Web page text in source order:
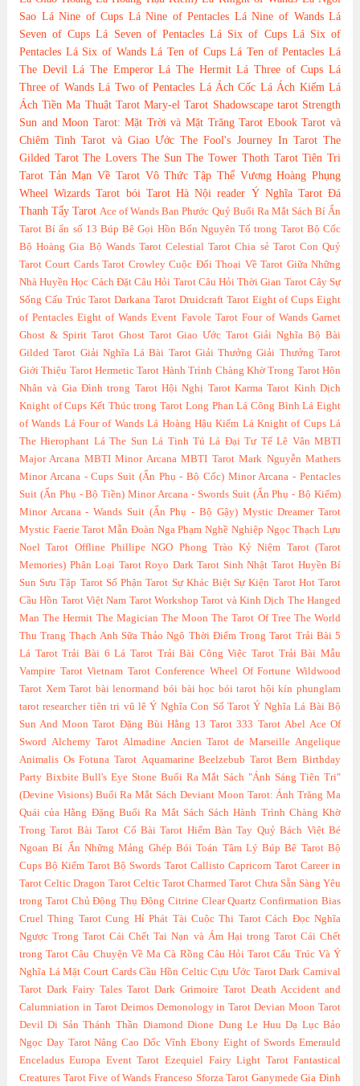
Sao Lá Nine of Cups Lá Nine of Pentacles Lá Nine of Wands Lá
Seven of Cups Lá Seven of Pentacles Lá Six of Cups Lá Six of
Pentacles Lá Six of Wands Lá Ten of Cups Lá Ten of Pentacles Lá
The Devil Lá The Emperor Lá The Hermit Lá Three of Cups Lá
Three of Wands Lá Two of Pentacles Lá Ách Cốc Lá Ách Kiếm Lá
Ách Tiền Ma Thuật Tarot Mary-el Tarot Shadowscape tarot Strength
Sun and Moon Tarot: Mặt Trời và Mặt Trăng Tarot Ebook Tarot và
Chiêm Tinh Tarot và Giao Ước The Fool's Journey In Tarot The
Gilded Tarot The Lovers The Sun The Tower Thoth Tarot Tiên Tri
Tarot Tản Mạn Về Tarot Vô Thức Tập Thể Vương Hoàng Phụng
Wheel Wizards Tarot bói Tarot Hà Nội reader Ý Nghĩa Tarot Đá
Thanh Tẩy Tarot Ace of Wands Ban Phước Quỷ Buổi Ra Mắt Sách Bí Ẩn
Tarot Bí ẩn số 13 Búp Bê Gọi Hồn Bốn Nguyên Tố trong Tarot Bộ Cốc
Bộ Hoàng Gia Bộ Wands Tarot Celestial Tarot Chia sẻ Tarot Con Quỷ
Tarot Court Cards Tarot Crowley Cuộc Đối Thoại Về Tarot Giữa Những
Nhà Huyền Học Cách Đặt Câu Hỏi Tarot Câu Hỏi Thời Gian Tarot Cây Sự
Sống Cấu Trúc Tarot Darkana Tarot Druidcraft Tarot Eight of Cups Eight
of Pentacles Eight of Wands Event Favole Tarot Four of Wands Garnet
Ghost & Spirit Tarot Ghost Tarot Giao Ước Tarot Giải Nghĩa Bộ Bài
Gilded Tarot Giải Nghĩa Lá Bài Tarot Giải Thưởng Giải Thưởng Tarot
Giới Thiệu Tarot Hermetic Tarot Hành Trình Chàng Khờ Trong Tarot Hôn
Nhân và Gia Đình trong Tarot Hội Nghị Tarot Karma Tarot Kinh Dịch
Knight of Cups Kết Thúc trong Tarot Long Phan Lá Công Bình Lá Eight
of Wands Lá Four of Wands Lá Hoàng Hậu Kiếm Lá Knight of Cups Lá
The Hierophant Lá The Sun Lá Tinh Tú Lá Đại Tư Tế Lê Vân MBTI
Major Arcana MBTI Minor Arcana MBTI Tarot Mark Nguyễn Mathers
Minor Arcana - Cups Suit (Ẩn Phụ - Bộ Cốc) Minor Arcana - Pentacles
Suit (Ẩn Phụ - Bộ Tiền) Minor Arcana - Swords Suit (Ẩn Phụ - Bộ Kiếm)
Minor Arcana - Wands Suit (Ẩn Phụ - Bộ Gậy) Mystic Dreamer Tarot
Mystic Faerie Tarot Mẫn Đoàn Nga Phạm Nghề Nghiệp Ngọc Thạch Lựu
Noel Tarot Offline Phillipe NGO Phong Trào Kỷ Niệm Tarot (Tarot
Memories) Phân Loại Tarot Royo Dark Tarot Sinh Nhật Tarot Huyền Bí
Sun Sưu Tập Tarot Số Phận Tarot Sự Khác Biệt Sự Kiện Tarot Hot Tarot
Cầu Hồn Tarot Việt Nam Tarot Workshop Tarot và Kinh Dịch The Hanged
Man The Hermit The Magician The Moon The Tarot Of Tree The World
Thu Trang Thạch Anh Sữa Thảo Ngô Thời Điểm Trong Tarot Trải Bài 5
Lá Tarot Trải Bài 6 Lá Tarot Trải Bài Công Việc Tarot Trải Bài Mẫu
Vampire Tarot Vietnam Tarot Conference Wheel Of Fortune Wildwood
Tarot Xem Tarot bài lenormand bói bài học bói tarot hội kín phunglam
tarot researcher tiên tri vũ lê Ý Nghĩa Con Số Tarot Ý Nghĩa Lá Bài Bộ
Sun And Moon Tarot Đặng Bùi Hằng 13 Tarot 333 Tarot Abel Ace Of
Sword Alchemy Tarot Almadine Ancien Tarot de Marseille Angelique
Animalis Os Fotuna Tarot Aquamarine Beelzebub Tarot Bern Birthday
Party Bixbite Bull's Eye Stone Buổi Ra Mắt Sách "Ánh Sáng Tiên Tri"
(Devine Visions) Buổi Ra Mắt Sách Deviant Moon Tarot: Ánh Trăng Ma
Quái của Hằng Đặng Buổi Ra Mắt Sách Sách Hành Trình Chàng Khờ
Trong Tarot Bài Tarot Cổ Bài Tarot Hiếm Bàn Tay Quỷ Bách Việt Bé
Ngoan Bí Ẩn Những Mảng Ghép Bói Toán Tâm Lý Búp Bê Tarot Bộ
Cups Bộ Kiếm Tarot Bộ Swords Tarot Callisto Capricorn Tarot Career in
Tarot Celtic Dragon Tarot Celtic Tarot Charmed Tarot Chưa Sẵn Sàng Yêu
trong Tarot Chủ Động Thụ Động Citrine Clear Quartz Confirmation Bias
Cruel Thing Tarot Cung Hỉ Phát Tài Cuộc Thi Tarot Cách Đọc Nghĩa
Ngược Trong Tarot Cái Chết Tai Nạn và Ám Hại trong Tarot Cái Chết
trong Tarot Câu Chuyện Về Ma Cà Rồng Câu Hỏi Tarot Cấu Trúc Và Ý
Nghĩa Lá Mặt Court Cards Cầu Hồn Celtic Cựu Ước Tarot Dark Carnival
Tarot Dark Fairy Tales Tarot Dark Grimoire Tarot Death Accident and
Calumniation in Tarot Deimos Demonology in Tarot Devian Moon Tarot
Devil Di Sản Thánh Thần Diamond Dione Dung Le Huu Dạ Lục Bảo
Ngọc Dạy Tarot Nâng Cao Dốc Vĩnh Ebony Eight of Swords Emerauld
Enceladus Europa Event Tarot Ezequiel Fairy Light Tarot Fantastical
Creatures Tarot Five of Wands Franceso Sforza Tarot Ganymede Gia Đình